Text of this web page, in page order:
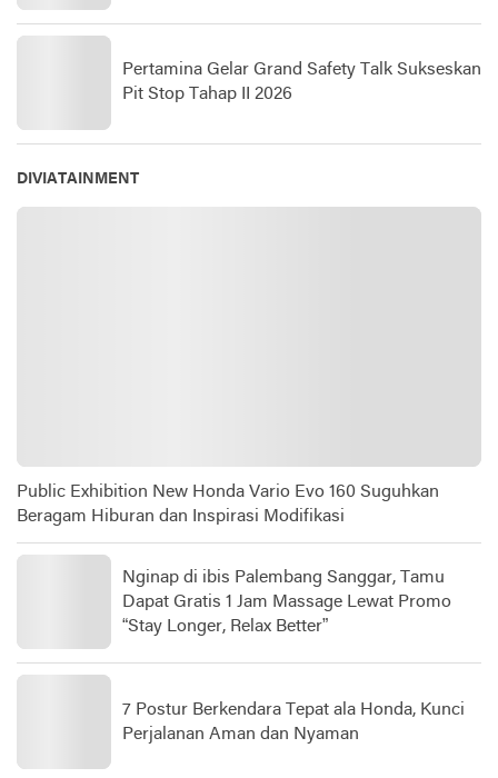
Pertamina Gelar Grand Safety Talk Sukseskan
Pit Stop Tahap II 2026
DIVIATAINMENT
Public Exhibition New Honda Vario Evo 160 Suguhkan
Beragam Hiburan dan Inspirasi Modifikasi
Nginap di ibis Palembang Sanggar, Tamu
Dapat Gratis 1 Jam Massage Lewat Promo
“Stay Longer, Relax Better”
7 Postur Berkendara Tepat ala Honda, Kunci
Perjalanan Aman dan Nyaman